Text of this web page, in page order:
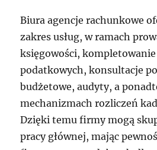
Biura agencje rachunkowe
zakres usług, w ramach
księgowości,
podatkowych, konsultacje
budżetowe, audyty, a
mechanizmach rozliczeń
Dzięki temu firmy mogą
pracy głównej, mając